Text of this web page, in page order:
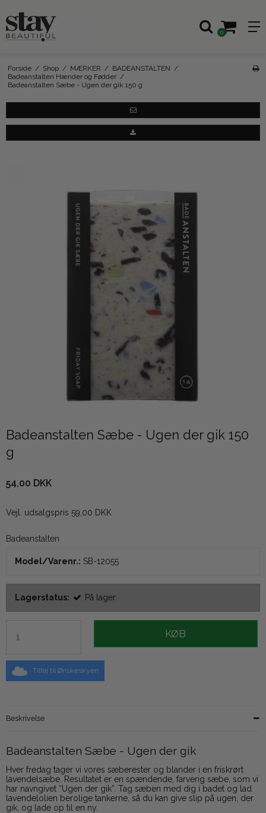
0
Forside / Shop / MÆRKER / BADEANSTALTEN /
Badeanstalten Hænder og Fødder /
Badeanstalten Sæbe - Ugen der gik 150 g
Badeanstalten Sæbe - Ugen der gik 150
g
54,00 DKK
Vejl. udsalgspris 59,00 DKK
Badeanstalten
Model/Varenr.: SB-12055
Lagerstatus: På lager
KØB
Tilføj til Ønskeskyen
Beskrivelse
Badeanstalten Sæbe - Ugen der gik
Hver fredag tager vi vores sæberester og blander i en friskrørt
lavendelsæbe. Resultatet er en spændende, farverig sæbe, som vi
har navngivet “Ugen der gik”. Tag sæben med dig i badet og lad
lavendelolien berolige tankerne, så du kan give slip på ugen, der
gik, og lade op til en ny.